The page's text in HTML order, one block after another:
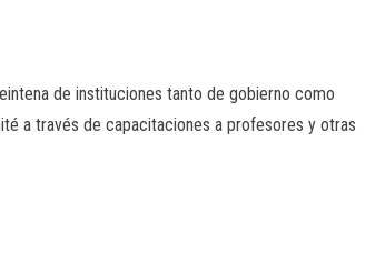
de instituciones tanto de gobierno como
a través de capacitaciones a profesores y otras